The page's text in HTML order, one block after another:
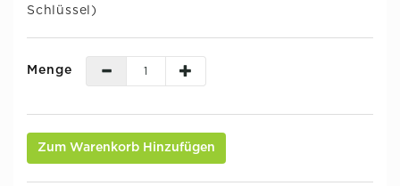
Schlüssel)
Menge
Zum Warenkorb Hinzufügen